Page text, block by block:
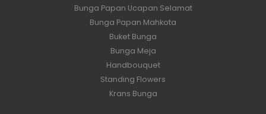
Bunga Papan Ucapan Selamat
Bunga Papan Mahkota
Buket Bunga
Bunga Meja
Handbouquet
Standing Flowers
Krans Bunga